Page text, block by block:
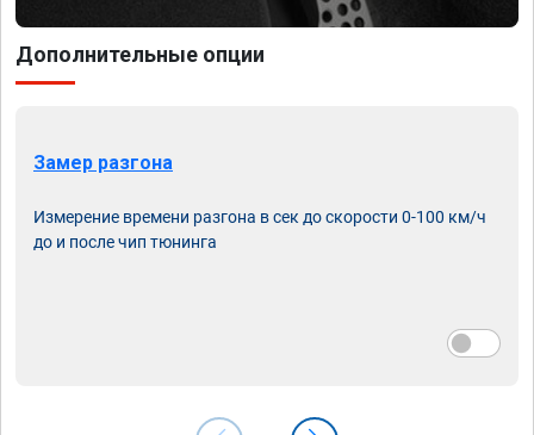
Дополнительные опции
Замер разгона
Измерение времени разгона в сек до скорости 0-100 км/ч
до и после чип тюнинга